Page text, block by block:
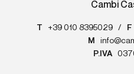
Cambi
T +39 010 8395029 / F
M
P.IVA